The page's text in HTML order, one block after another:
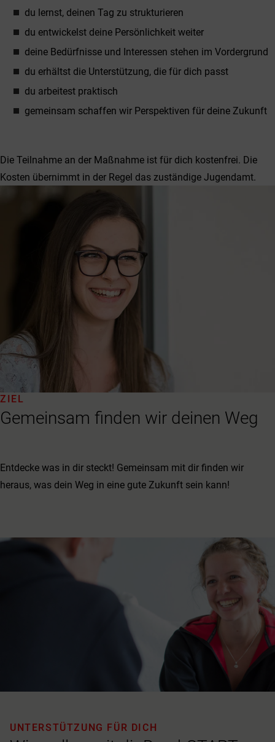
du lernst, deinen Tag zu strukturieren
du entwickelst deine Persönlichkeit weiter
deine Bedürfnisse und Interessen stehen im Vordergrund
du erhältst die Unterstützung, die für dich passt
du arbeitest praktisch
gemeinsam schaffen wir Perspektiven für deine Zukunft
Die Teilnahme an der Maßnahme ist für dich kostenfrei. Die
Kosten übernimmt in der Regel das zuständige Jugendamt.
Gemeinsam finden wir deinen Weg
ZIEL
Entdecke was in dir steckt! Gemeinsam mit dir finden wir
heraus, was dein Weg in eine gute Zukunft sein kann!
UNTERSTÜTZUNG FÜR DICH